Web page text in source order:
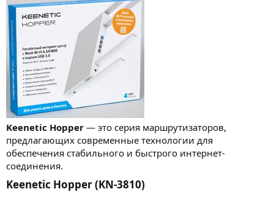
Keenetic Hopper — это серия маршрутизаторов,
предлагающих современные технологии для
обеспечения стабильного и быстрого интернет-
соединения.
Keenetic Hopper (KN-3810)​